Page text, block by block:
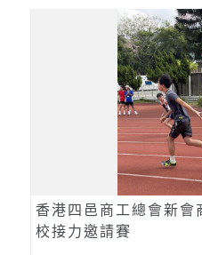
香港四邑商工總會新會
校接力邀請賽